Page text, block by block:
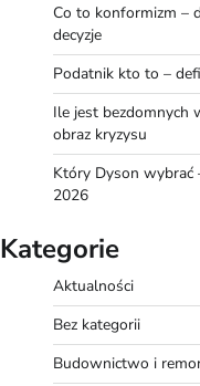
Co to konformizm –
decyzje
Podatnik kto to –
Ile jest bezdomnych
obraz kryzysu
Który Dyson wybrać
2026
Kategorie
Aktualności
Bez kategorii
Budownictwo i